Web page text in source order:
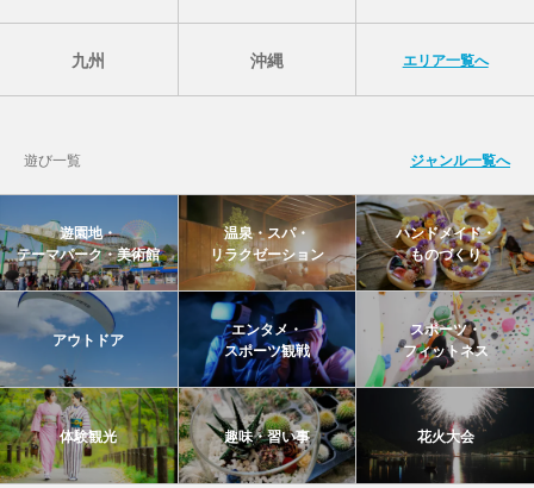
九州 沖縄 エリア一覧へ
遊び一覧 ジャンル一覧へ
遊園地・
テーマパーク・美術館
温泉・スパ・
リラクゼーション
ハンドメイド・
ものづくり
アウトドア
エンタメ・
スポーツ観戦
スポーツ・
フィットネス
体験観光 趣味・習い事 花火大会